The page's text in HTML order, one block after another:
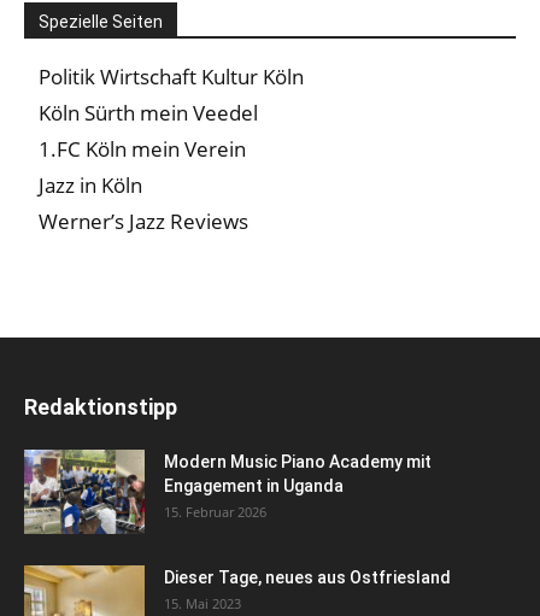
Spezielle Seiten
Politik Wirtschaft Kultur Köln
Köln Sürth mein Veedel
1.FC Köln mein Verein
Jazz in Köln
Werner’s Jazz Reviews
Redaktionstipp
Modern Music Piano Academy mit
Engagement in Uganda
15. Februar 2026
Dieser Tage, neues aus Ostfriesland
15. Mai 2023